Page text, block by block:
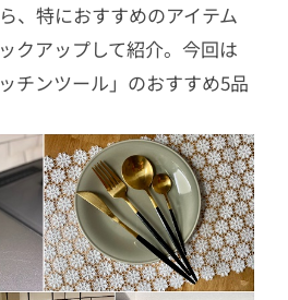
、特におすすめのアイテム
クアップして紹介。今回は
チンツール」のおすすめ5品